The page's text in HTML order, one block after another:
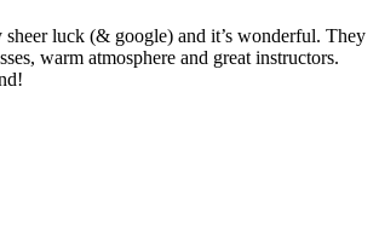
luck (& google) and it’s wonderful. They
warm atmosphere and great instructors.